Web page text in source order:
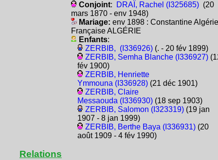
Conjoint: DRAÏ, Rachel (I325685)(20
mars 1870 - env 1948)
Mariage: env 1898 : Constantine Algérie
Française ALGÉRIE
Enfants:
ZERBIB, (I336926)(. - 20 fév 1899)
ZERBIB, Semha Blanche (I336927)
fév 1900)
ZERBIB, Henriette
Ymmouna (I336928)(21 déc 1901)
ZERBIB, Claire
Messaouda (I336930)(18 sep 1903)
ZERBIB, Salomon (I323319)(19 jan
1907 - 8 jan 1999)
ZERBIB, Berthe Baya (I336931)(20
août 1909 - 4 fév 1990)
Relations